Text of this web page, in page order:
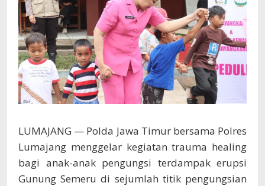
Gunung
Semeru
LUMAJANG — Polda Jawa Timur bersama Polres
Lumajang menggelar kegiatan trauma healing
bagi anak-anak pengungsi terdampak erupsi
Gunung Semeru di sejumlah titik pengungsian